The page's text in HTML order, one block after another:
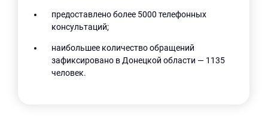
предоставлено более 5000 телефонных
консультаций;
наибольшее количество обращений
зафиксировано в Донецкой области — 1135
человек.